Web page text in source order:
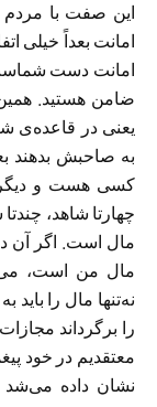
این صفت با مردم
امانت بعداً خیلی
امانت دست شماست
ضامن هستید.
یعنی در قاعده‌ی
به صاحبش بدهند
کسی هست و
چهارتا شاهد،
مال است. اگر آن
مال من است،
نه‌تنها مال را
را برگرداند
معتقدیم در خود
نشان داده می‌شد